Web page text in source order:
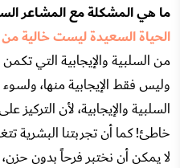
ما هي المشكلة مع المشاعر
الحياة السعيدة ليست خالية من
من السلبية والإيجابية التي
وليس فقط الإيجابية منها،
السلبية والإيجابية، لأن
خاطئ! كما أن تجربتنا البشرية
لا يمكن أن نختبر فرحاً بدون